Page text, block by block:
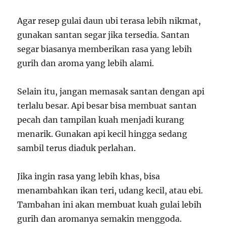
Agar resep gulai daun ubi terasa lebih nikmat,
gunakan santan segar jika tersedia. Santan
segar biasanya memberikan rasa yang lebih
gurih dan aroma yang lebih alami.
Selain itu, jangan memasak santan dengan api
terlalu besar. Api besar bisa membuat santan
pecah dan tampilan kuah menjadi kurang
menarik. Gunakan api kecil hingga sedang
sambil terus diaduk perlahan.
Jika ingin rasa yang lebih khas, bisa
menambahkan ikan teri, udang kecil, atau ebi.
Tambahan ini akan membuat kuah gulai lebih
gurih dan aromanya semakin menggoda.